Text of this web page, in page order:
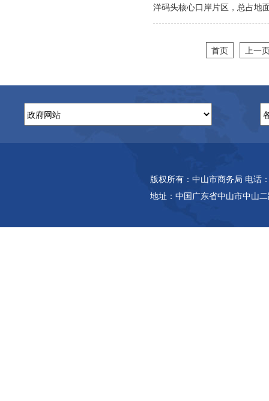
洋码头核心口岸片区，总占地
首页 上一
版权所有：中山市商务局 电话
地址：中国广东省中山市中山